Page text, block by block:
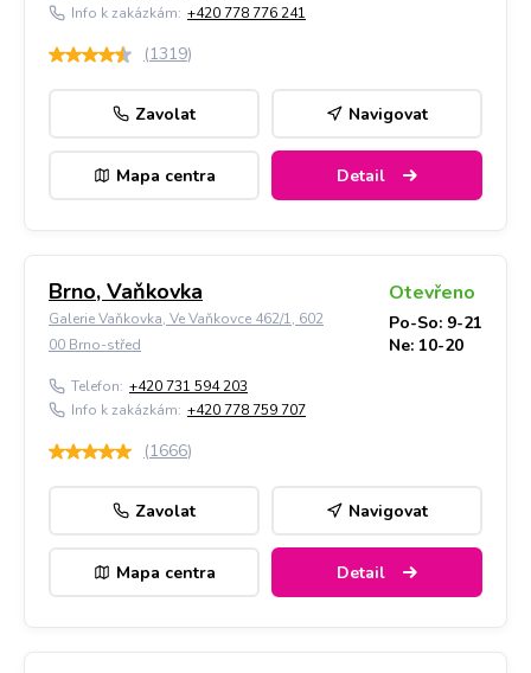
Info k zakázkám: +420 778 776 241
(1319)
Zavolat Navigovat
Mapa centra Detail
Brno, Vaňkovka
Galerie Vaňkovka, Ve Vaňkovce 462/1, 602
00 Brno-střed
Otevřeno
Po-So: 9-21
Ne: 10-20
Telefon: +420 731 594 203
Info k zakázkám: +420 778 759 707
(1666)
Zavolat Navigovat
Mapa centra Detail